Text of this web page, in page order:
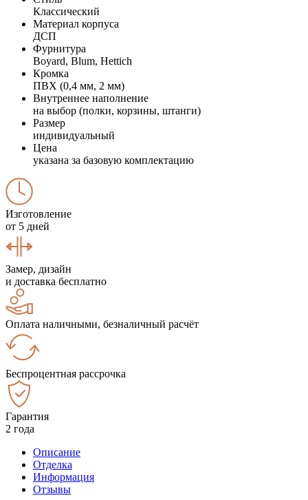
Классический
Материал корпуса
ДСП
Фурнитура
Boyard, Blum, Hettich
Кромка
ПВХ (0,4 мм, 2 мм)
Внутреннее наполнение
на выбор (полки, корзины, штанги)
Размер
индивидуальный
Цена
указана за базовую комплектацию
Изготовление
от 5 дней
Замер, дизайн
и доставка бесплатно
Оплата наличными, безналичный расчёт
Беспроцентная рассрочка
Гарантия
2 года
Описание
Отделка
Информация
Отзывы